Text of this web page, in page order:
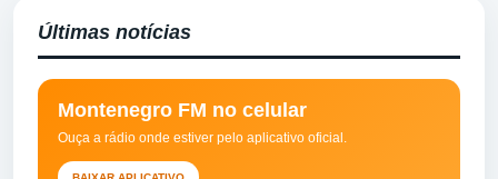
Últimas notícias
Montenegro FM no celular
Ouça a rádio onde estiver pelo aplicativo oficial.